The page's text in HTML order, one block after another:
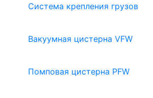
Система крепления грузов
Вакуумная цистерна VFW
Помповая цистерна PFW